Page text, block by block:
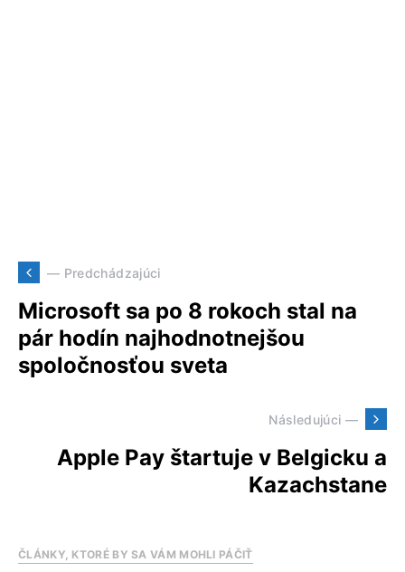
— Predchádzajúci
Microsoft sa po 8 rokoch stal na
pár hodín najhodnotnejšou
spoločnosťou sveta
Následujúci —
Apple Pay štartuje v Belgicku a
Kazachstane
ČLÁNKY, KTORÉ BY SA VÁM MOHLI PÁČIŤ